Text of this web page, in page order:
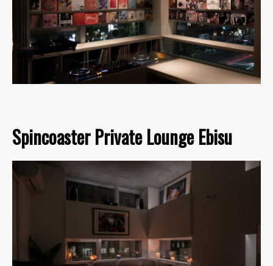
Spincoaster Private Lounge Ebisu